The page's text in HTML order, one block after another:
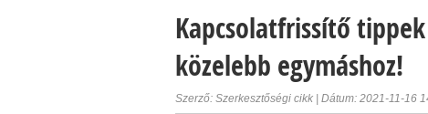
Kapcsolatfrissítő
közelebb egymáshoz!
Szerző: Szerkesztőségi cikk | Dátum: 2021-11-16